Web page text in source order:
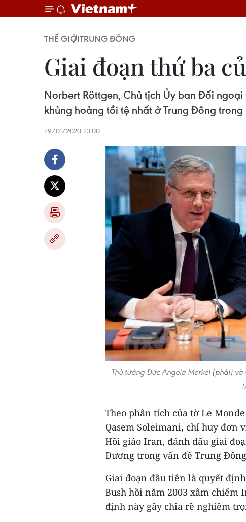
THẾ GIỚITRUNG ĐÔNG
Giai đoạn thứ ba
Norbert Röttgen, Chủ tịch Ủy ban Đối
khủng hoảng tồi tệ nhất ở Trung Đông
29/01/2020 23:00
Thủ tướng Đức Angela Merkel (phải)
Theo phân tích của tờ Le
Qasem Soleimani, chỉ huy đơn
Hồi giáo Iran, đánh dấu giai
Dương trong vấn đề Trung
Giai đoạn đầu tiên là quyết
Bush hồi năm 2003 xâm chiếm
định này gây chia rẽ nghiêm